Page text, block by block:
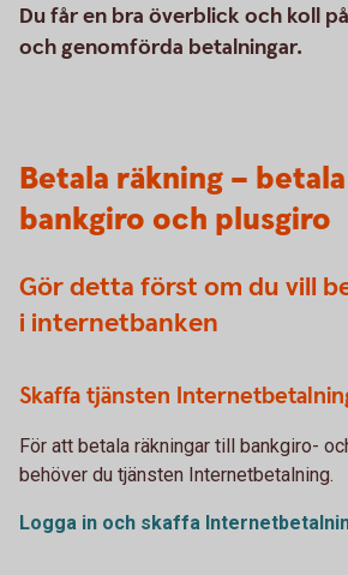
Du får en bra överblick och koll
och genomförda betalningar.
Betala räkning –
bankgiro och plusgiro
Gör detta först om du vill
i internetbanken
Skaffa tjänsten
För att betala räkningar till bankgiro-
behöver du tjänsten Internetbetalning.
Logga in och skaffa